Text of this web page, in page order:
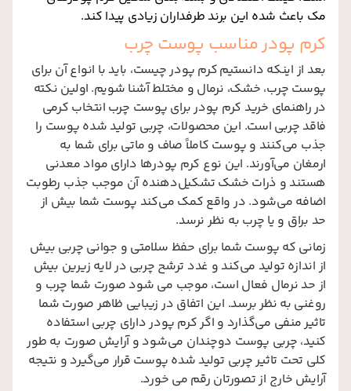
مک باعث شده این برند طرفداران زیادی پیدا کند.
کرم پودر مناسب پوست چرب
بعد از اینکه دانستیم کرم پودر چیست، باید با انواع آن برای
پوست چرب، خشک، نرمال و مختلط آشنا شویم. اولین نکته
در راهنمای خرید کرم پودر برای پوست چرب انتخاب کرمی
فاقد چربی است. این محصولات، چربی تولید شده پوست را
جذب می‌کنند و پوست کاملاً صاف و ماتی برای شما به
ارمغان می‌آورند. این نوع کرم پودرها دارای مواد معدنی
هستند و ذرات خشک تشکیل‌دهنده آن موجب جذب رطوبت
اضافه می‌شود. در واقع کمک می‌کند پوست شما بیش از
حد براق و یا چرب به نظر نرسد.
زمانی که پوست شما برای حفظ سلامتی و جوانی چربی بیش
از اندازه تولید می‌کند و غدد ترشح چربی در لایه زیرین بیش
از حد نرمال فعال است، موجب می‌ شود صورت شما چرب و
روغنی به نظر برسد. این اتفاق در زیبایی ظاهر صورت شما
تاثیر منفی می‌گذارد و اگر کرم پودر دارای چربی استفاده
کنید، چربی پوست دوچندان می‌شود و آرایش صورت به طور
کلی تحت تاثیر چربی تولید شده پوست قرار می‌گیرد و نتیجه
آرایش خارج از تصورتان رقم می‌ خورد.